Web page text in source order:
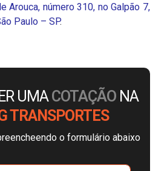
Arouca, número 310, no Galpão 7,
Paulo – SP.
UMACOTAÇÃO NA
TRANSPORTES
o formulário abaixo